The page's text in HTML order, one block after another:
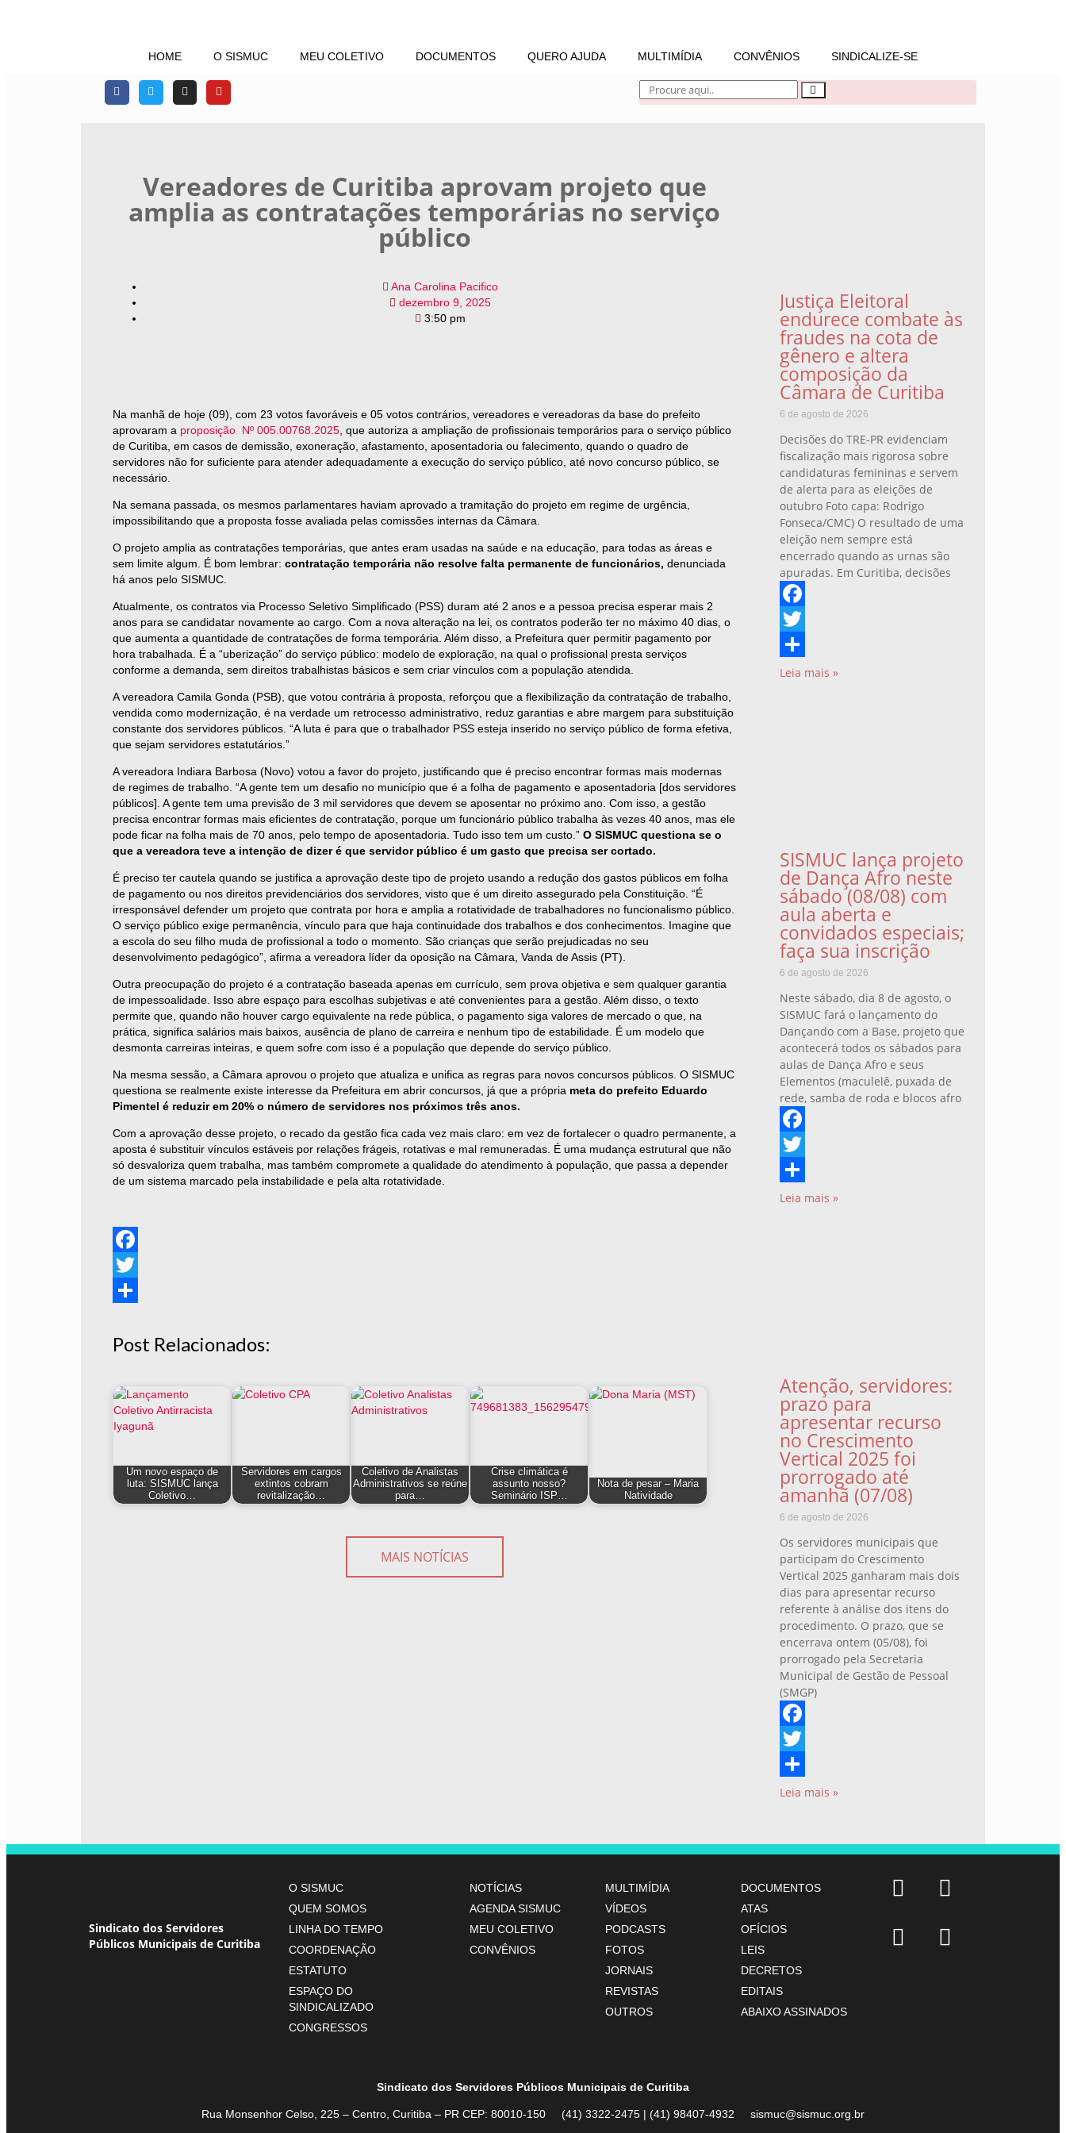
HOME O SISMUC MEU COLETIVO DOCUMENTOS QUERO AJUDA MULTIMÍDIA CONVÊNIOS SINDICALIZE-SE
Vereadores de Curitiba aprovam projeto que
amplia as contratações temporárias no serviço
público
Ana Carolina Pacifico
dezembro 9, 2025
3:50 pm
Na manhã de hoje (09), com 23 votos favoráveis e 05 votos contrários, vereadores e vereadoras da base do prefeito
aprovaram a proposição Nº 005.00768.2025 , que autoriza a ampliação de profissionais temporários para o serviço público
de Curitiba, em casos de demissão, exoneração, afastamento, aposentadoria ou falecimento, quando o quadro de
servidores não for suficiente para atender adequadamente a execução do serviço público, até novo concurso público, se
necessário.
Na semana passada, os mesmos parlamentares haviam aprovado a tramitação do projeto em regime de urgência,
impossibilitando que a proposta fosse avaliada pelas comissões internas da Câmara.
O projeto amplia as contratações temporárias, que antes eram usadas na saúde e na educação, para todas as áreas e
sem limite algum. É bom lembrar: contratação temporária não resolve falta permanente de funcionários, denunciada
há anos pelo SISMUC.
Atualmente, os contratos via Processo Seletivo Simplificado (PSS) duram até 2 anos e a pessoa precisa esperar mais 2
anos para se candidatar novamente ao cargo. Com a nova alteração na lei, os contratos poderão ter no máximo 40 dias, o
que aumenta a quantidade de contratações de forma temporária. Além disso, a Prefeitura quer permitir pagamento por
hora trabalhada. É a “uberização” do serviço público: modelo de exploração, na qual o profissional presta serviços
conforme a demanda, sem direitos trabalhistas básicos e sem criar vínculos com a população atendida.
A vereadora Camila Gonda (PSB), que votou contrária à proposta, reforçou que a flexibilização da contratação de trabalho,
vendida como modernização, é na verdade um retrocesso administrativo, reduz garantias e abre margem para substituição
constante dos servidores públicos. “A luta é para que o trabalhador PSS esteja inserido no serviço público de forma efetiva,
que sejam servidores estatutários.”
A vereadora Indiara Barbosa (Novo) votou a favor do projeto, justificando que é preciso encontrar formas mais modernas
de regimes de trabalho. “A gente tem um desafio no município que é a folha de pagamento e aposentadoria [dos servidores
públicos]. A gente tem uma previsão de 3 mil servidores que devem se aposentar no próximo ano. Com isso, a gestão
precisa encontrar formas mais eficientes de contratação, porque um funcionário público trabalha às vezes 40 anos, mas ele
pode ficar na folha mais de 70 anos, pelo tempo de aposentadoria. Tudo isso tem um custo.” O SISMUC questiona se o
que a vereadora teve a intenção de dizer é que servidor público é um gasto que precisa ser cortado.
É preciso ter cautela quando se justifica a aprovação deste tipo de projeto usando a redução dos gastos públicos em folha
de pagamento ou nos direitos previdenciários dos servidores, visto que é um direito assegurado pela Constituição. “É
irresponsável defender um projeto que contrata por hora e amplia a rotatividade de trabalhadores no funcionalismo público.
O serviço público exige permanência, vínculo para que haja continuidade dos trabalhos e dos conhecimentos. Imagine que
a escola do seu filho muda de profissional a todo o momento. São crianças que serão prejudicadas no seu
desenvolvimento pedagógico”, afirma a vereadora líder da oposição na Câmara, Vanda de Assis (PT).
Outra preocupação do projeto é a contratação baseada apenas em currículo, sem prova objetiva e sem qualquer garantia
de impessoalidade. Isso abre espaço para escolhas subjetivas e até convenientes para a gestão. Além disso, o texto
permite que, quando não houver cargo equivalente na rede pública, o pagamento siga valores de mercado o que, na
prática, significa salários mais baixos, ausência de plano de carreira e nenhum tipo de estabilidade. É um modelo que
desmonta carreiras inteiras, e quem sofre com isso é a população que depende do serviço público.
Na mesma sessão, a Câmara aprovou o projeto que atualiza e unifica as regras para novos concursos públicos. O SISMUC
questiona se realmente existe interesse da Prefeitura em abrir concursos, já que a própria meta do prefeito Eduardo
Pimentel é reduzir em 20% o número de servidores nos próximos três anos.
Com a aprovação desse projeto, o recado da gestão fica cada vez mais claro: em vez de fortalecer o quadro permanente, a
aposta é substituir vínculos estáveis por relações frágeis, rotativas e mal remuneradas. É uma mudança estrutural que não
só desvaloriza quem trabalha, mas também compromete a qualidade do atendimento à população, que passa a depender
de um sistema marcado pela instabilidade e pela alta rotatividade.
Facebook
Twitter
Post Relacionados:
Um novo espaço de
luta: SISMUC lança
Coletivo…
Servidores em cargos
extintos cobram
revitalização…
Coletivo de Analistas
Administrativos se reúne
para…
Crise climática é
assunto nosso?
Seminário ISP…
Nota de pesar – Maria
Natividade
MAIS NOTÍCIAS
Justiça Eleitoral
endurece combate às
fraudes na cota de
gênero e altera
composição da
Câmara de Curitiba
6 de agosto de 2026
Decisões do TRE-PR evidenciam
fiscalização mais rigorosa sobre
candidaturas femininas e servem
de alerta para as eleições de
outubro Foto capa: Rodrigo
Fonseca/CMC) O resultado de uma
eleição nem sempre está
encerrado quando as urnas são
apuradas. Em Curitiba, decisões
Facebook
Twitter
Share
Leia mais »
SISMUC lança projeto
de Dança Afro neste
sábado (08/08) com
aula aberta e
convidados especiais;
faça sua inscrição
6 de agosto de 2026
Neste sábado, dia 8 de agosto, o
SISMUC fará o lançamento do
Dançando com a Base, projeto que
acontecerá todos os sábados para
aulas de Dança Afro e seus
Elementos (maculelê, puxada de
rede, samba de roda e blocos afro
Facebook
Twitter
Share
Leia mais »
Atenção, servidores:
prazo para
apresentar recurso
no Crescimento
Vertical 2025 foi
prorrogado até
amanhã (07/08)
6 de agosto de 2026
Os servidores municipais que
participam do Crescimento
Vertical 2025 ganharam mais dois
dias para apresentar recurso
referente à análise dos itens do
procedimento. O prazo, que se
encerrava ontem (05/08), foi
prorrogado pela Secretaria
Municipal de Gestão de Pessoal
(SMGP)
Facebook
Twitter
Share
Leia mais »
Sindicato dos Servidores
Públicos Municipais de Curitiba
O SISMUC
QUEM SOMOS
LINHA DO TEMPO
COORDENAÇÃO
ESTATUTO
ESPAÇO DO
SINDICALIZADO
CONGRESSOS
NOTÍCIAS
AGENDA SISMUC
MEU COLETIVO
CONVÊNIOS
MULTIMÍDIA
VÍDEOS
PODCASTS
FOTOS
JORNAIS
REVISTAS
OUTROS
DOCUMENTOS
ATAS
OFÍCIOS
LEIS
DECRETOS
EDITAIS
ABAIXO ASSINADOS
Sindicato dos Servidores Públicos Municipais de Curitiba
Rua Monsenhor Celso, 225 – Centro, Curitiba – PR CEP: 80010-150 (41) 3322-2475 | (41) 98407-4932 sismuc@sismuc.org.br